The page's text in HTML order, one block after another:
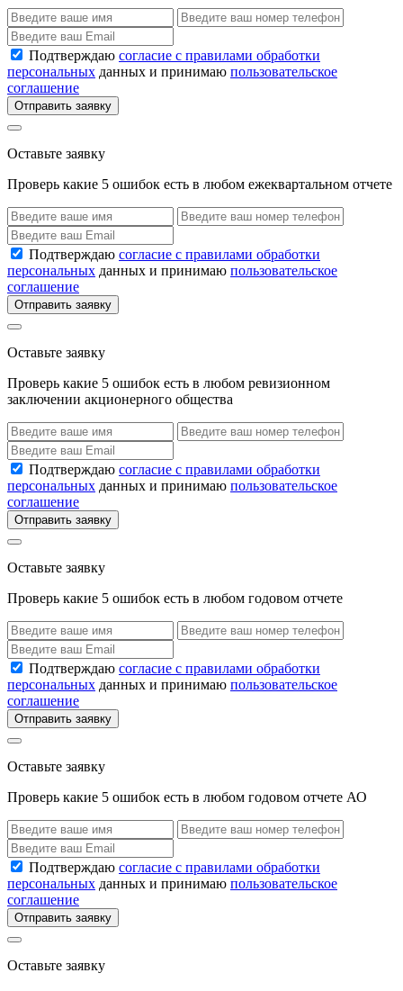
Подтверждаю согласие с правилами обработки
персональных данных и принимаю пользовательское
соглашение
Отправить заявку
Оставьте заявку
Проверь какие 5 ошибок есть в любом ежеквартальном отчете
Подтверждаю согласие с правилами обработки
персональных данных и принимаю пользовательское
соглашение
Отправить заявку
Оставьте заявку
Проверь какие 5 ошибок есть в любом ревизионном
заключении акционерного общества
Подтверждаю согласие с правилами обработки
персональных данных и принимаю пользовательское
соглашение
Отправить заявку
Оставьте заявку
Проверь какие 5 ошибок есть в любом годовом отчете
Подтверждаю согласие с правилами обработки
персональных данных и принимаю пользовательское
соглашение
Отправить заявку
Оставьте заявку
Проверь какие 5 ошибок есть в любом годовом отчете АО
Подтверждаю согласие с правилами обработки
персональных данных и принимаю пользовательское
соглашение
Отправить заявку
Оставьте заявку